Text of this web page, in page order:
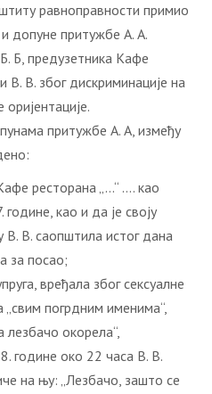
равноправности примио
допуне притужбе А. А.
Б, предузетника Кафе
В. В. због дискриминације на
оријентације.
притужбе А. А, између
ресторана „…“ …. као
као и да је своју
В. В. саопштила истог дана
за посао;
вређала због сексуалне
„свим погрдним именима“,
лезбачо окорела“,
године око 22 часа В. В.
на њу: „Лезбачо, зашто се